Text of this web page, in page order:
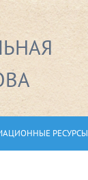
РЕСУРСЫ